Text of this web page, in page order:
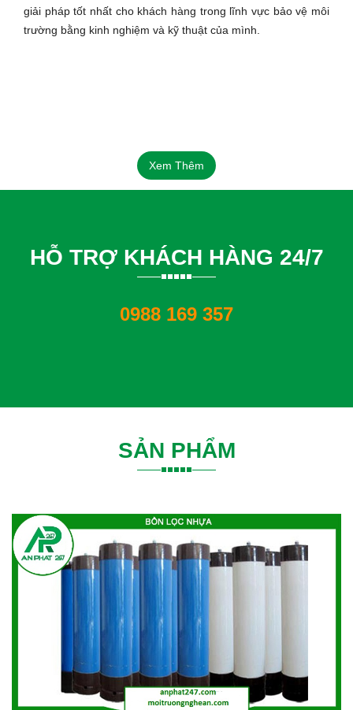
giải pháp tốt nhất cho khách hàng trong lĩnh vực bảo vệ môi
trường bằng kinh nghiệm và kỹ thuật của mình.
Xem Thêm
HỖ TRỢ KHÁCH HÀNG 24/7
0988 169 357
SẢN PHẨM